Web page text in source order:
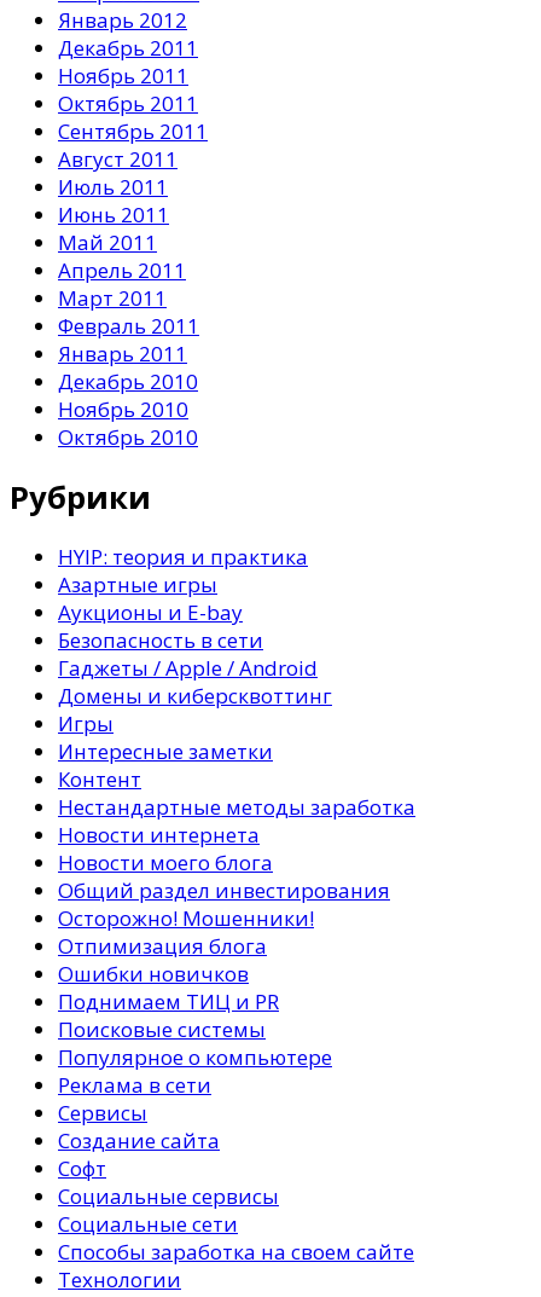
Январь 2012
Декабрь 2011
Ноябрь 2011
Октябрь 2011
Сентябрь 2011
Август 2011
Июль 2011
Июнь 2011
Май 2011
Апрель 2011
Март 2011
Февраль 2011
Январь 2011
Декабрь 2010
Ноябрь 2010
Октябрь 2010
Рубрики
HYIP: теория и практика
Азартные игры
Аукционы и E-bay
Безопасность в сети
Гаджеты / Apple / Android
Домены и киберсквоттинг
Игры
Интересные заметки
Контент
Нестандартные методы заработка
Новости интернета
Новости моего блога
Общий раздел инвестирования
Осторожно! Мошенники!
Отпимизация блога
Ошибки новичков
Поднимаем ТИЦ и PR
Поисковые системы
Популярное о компьютере
Реклама в сети
Сервисы
Создание сайта
Софт
Социальные сервисы
Социальные сети
Способы заработка на своем сайте
Технологии